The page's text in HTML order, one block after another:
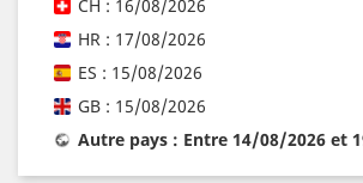
CH : 16/08/2026
HR : 17/08/2026
ES : 15/08/2026
GB : 15/08/2026
Autre pays : Entre 14/08/2026 et